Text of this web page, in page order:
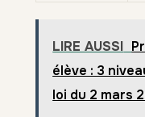
LIRE AUSSI
élève : 3
loi du 2 mars